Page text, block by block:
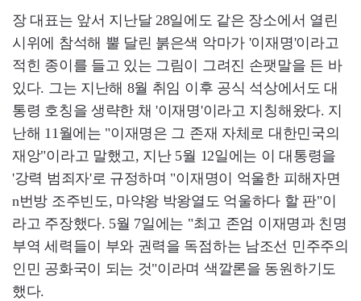
장 대표는 앞서 지난달 28일에도 같은 장소에서 열린
시위에 참석해 뿔 달린 붉은색 악마가 '이재명'이라고
적힌 종이를 들고 있는 그림이 그려진 손팻말을 든 바
있다. 그는 지난해 8월 취임 이후 공식 석상에서도 대
통령 호칭을 생략한 채 '이재명'이라고 지칭해왔다. 지
난해 11월에는 "이재명은 그 존재 자체로 대한민국의
재앙"이라고 말했고, 지난 5월 12일에는 이 대통령을
'강력 범죄자'로 규정하며 "이재명이 억울한 피해자면
n번방 조주빈도, 마약왕 박왕열도 억울하다 할 판"이
라고 주장했다. 5월 7일에는 "최고 존엄 이재명과 친명
부역 세력들이 부와 권력을 독점하는 남조선 민주주의
인민 공화국이 되는 것"이라며 색깔론을 동원하기도
했다.